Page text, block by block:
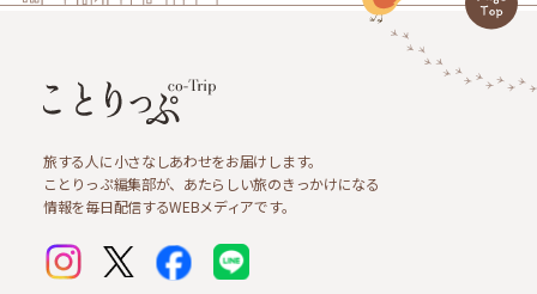
旅する人に小さなしあわせをお届けします。
ことりっぷ編集部が、あたらしい旅のきっかけになる
情報を毎日配信するWEBメディアです。